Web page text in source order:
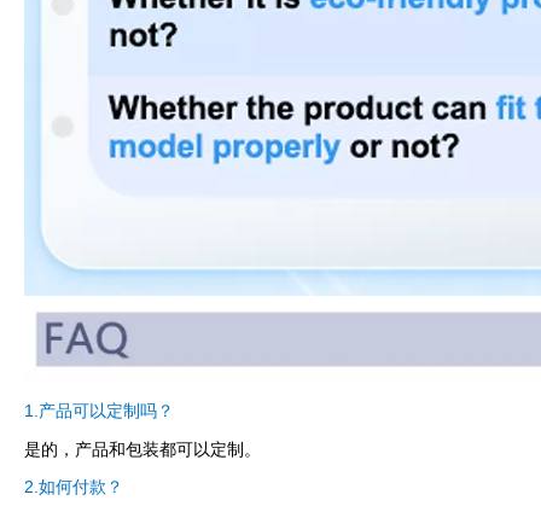
1.产品可以定制吗？
是的，产品和包装都可以定制。
2.如何付款？